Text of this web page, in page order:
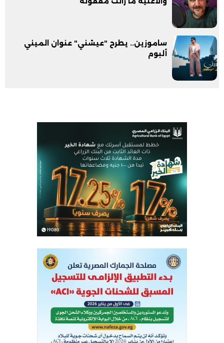
ساموزين.. يطرح "عيشني" عنوان الميني
ألبوم